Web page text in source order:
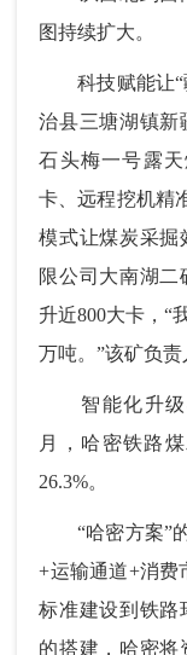
图持续扩大。
科技赋能让“
治县三塘湖镇新
石头梅一号露
卡、远程挖机精
模式让煤炭采掘
限公司大南湖
升近800大卡，“
万吨。”该矿负责
智能化升级
月，哈密铁路
26.3%。
“哈密方案”的
+运输通道+消费
标准建设到铁路
的搭建，哈密将